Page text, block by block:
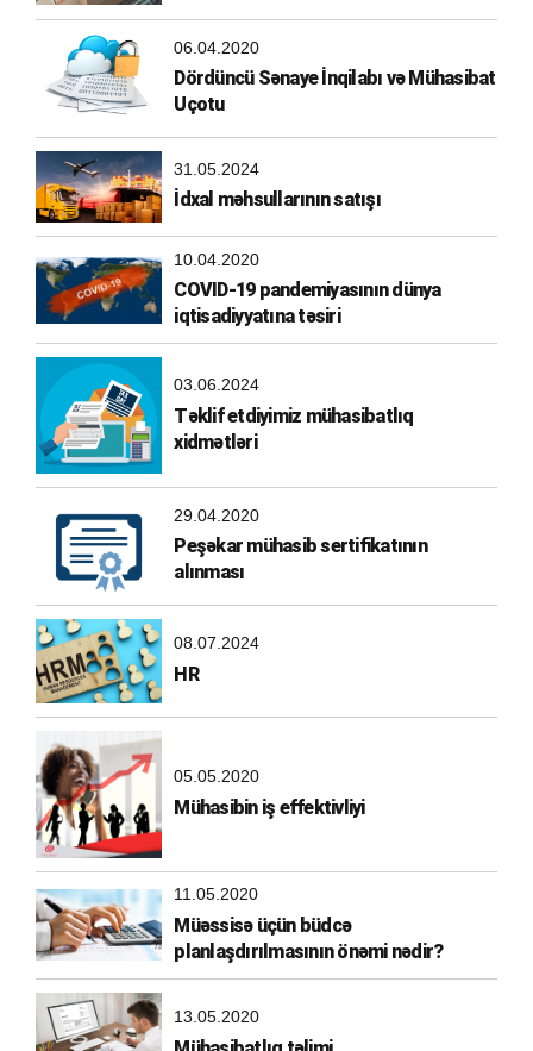
06.04.2020
Dördüncü Sənaye İnqilabı və Mühasibat
Uçotu
31.05.2024
İdxal məhsullarının satışı
10.04.2020
COVID-19 pandemiyasının dünya
iqtisadiyyatına təsiri
03.06.2024
Təklif etdiyimiz mühasibatlıq
xidmətləri
29.04.2020
Peşəkar mühasib sertifikatının
alınması
08.07.2024
HR
05.05.2020
Mühasibin iş effektivliyi
11.05.2020
Müəssisə üçün büdcə
planlaşdırılmasının önəmi nədir?
13.05.2020